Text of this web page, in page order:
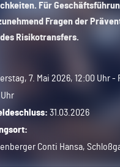
Für
Fragen der
Risikotransfers.
7. Mai 2026, 12:00 Uhr -
31.03.2026
Conti Hansa,